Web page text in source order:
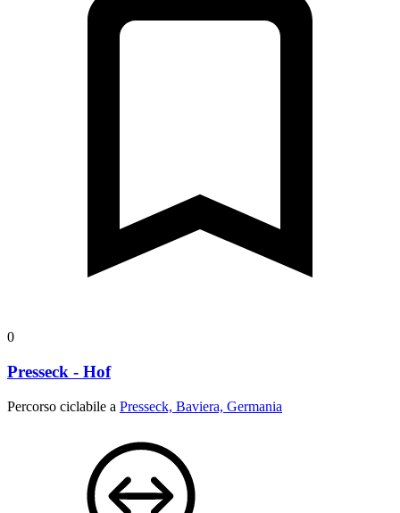
0
Presseck - Hof
Percorso ciclabile a Presseck, Baviera, Germania